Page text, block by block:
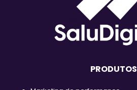
PRODUTOS